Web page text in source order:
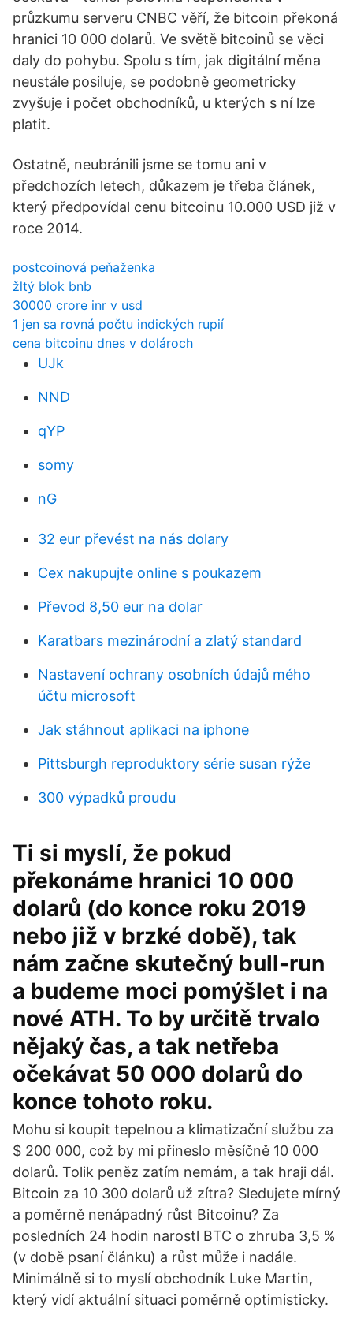
průzkumu serveru CNBC věří, že bitcoin překoná
hranici 10 000 dolarů. Ve světě bitcoinů se věci
daly do pohybu. Spolu s tím, jak digitální měna
neustále posiluje, se podobně geometricky
zvyšuje i počet obchodníků, u kterých s ní lze
platit.
Ostatně, neubránili jsme se tomu ani v
předchozích letech, důkazem je třeba článek,
který předpovídal cenu bitcoinu 10.000 USD již v
roce 2014.
postcoinová peňaženka
žltý blok bnb
30000 crore inr v usd
1 jen sa rovná počtu indických rupií
cena bitcoinu dnes v dolároch
UJk
NND
qYP
somy
nG
32 eur převést na nás dolary
Cex nakupujte online s poukazem
Převod 8,50 eur na dolar
Karatbars mezinárodní a zlatý standard
Nastavení ochrany osobních údajů mého
účtu microsoft
Jak stáhnout aplikaci na iphone
Pittsburgh reproduktory série susan rýže
300 výpadků proudu
Ti si myslí, že pokud
překonáme hranici 10 000
dolarů (do konce roku 2019
nebo již v brzké době), tak
nám začne skutečný bull-run
a budeme moci pomýšlet i na
nové ATH. To by určitě trvalo
nějaký čas, a tak netřeba
očekávat 50 000 dolarů do
konce tohoto roku.
Mohu si koupit tepelnou a klimatizační službu za
$ 200 000, což by mi přineslo měsíčně 10 000
dolarů. Tolik peněz zatím nemám, a tak hraji dál.
Bitcoin za 10 300 dolarů už zítra? Sledujete mírný
a poměrně nenápadný růst Bitcoinu? Za
posledních 24 hodin narostl BTC o zhruba 3,5 %
(v době psaní článku) a růst může i nadále.
Minimálně si to myslí obchodník Luke Martin,
který vidí aktuální situaci poměrně optimisticky.